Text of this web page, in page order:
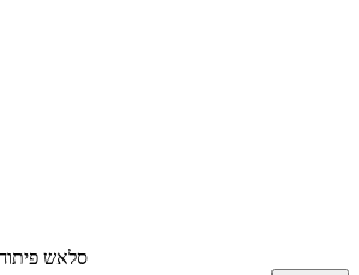
© סלאש פיתוח